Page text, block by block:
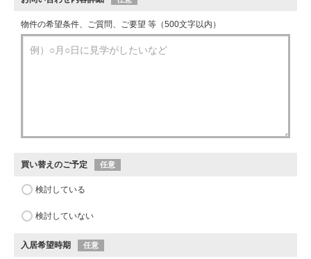
物件の希望条件、ご質問、ご要望 等（500文字以内）
買い替えのご予定 任意
検討している
検討していない
入居希望時期 任意